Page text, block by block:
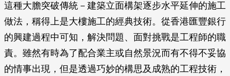
這種大膽突破傳統－建築立面構架逐步水平延伸的施工
做法，稱得上是大樓施工的經典技術。從香港匯豐銀行
的興建過程中可知，解決問題、面對挑戰是工程師的職
責。雖然有時為了配合業主或自然景況而有不得不妥協
的情事出現，但是透過巧妙的構思及成熟的工程技術，